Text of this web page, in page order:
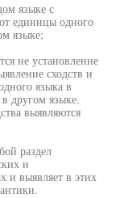
языке с
единицы одного
языке;
не установление
сходств и
языка в
другом языке.
выявляются
раздел
и
и выявляет в этих